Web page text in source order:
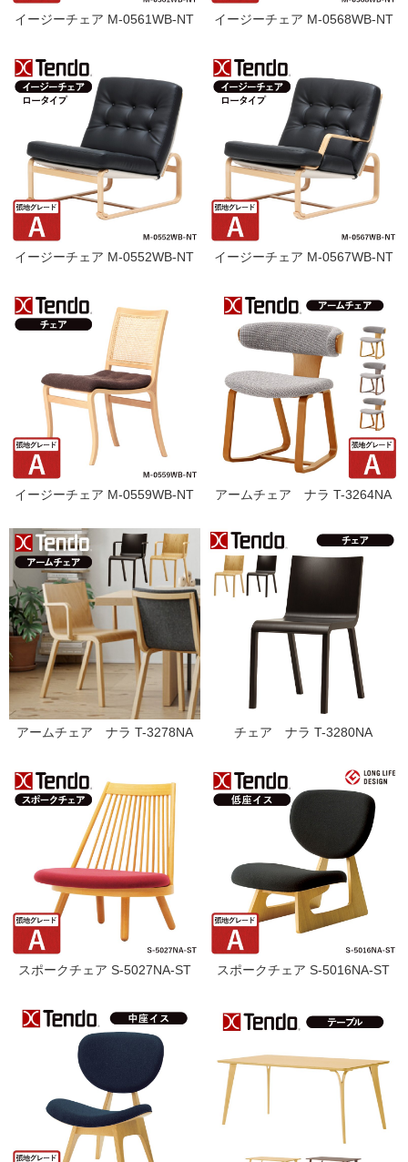
イージーチェア M-0561WB-NT イージーチェア M-0568WB-NT
イージーチェア M-0552WB-NT イージーチェア M-0567WB-NT
イージーチェア M-0559WB-NT アームチェア ナラ T-3264NA
アームチェア ナラ T-3278NA チェア ナラ T-3280NA
スポークチェア S-5027NA-ST スポークチェア S-5016NA-ST